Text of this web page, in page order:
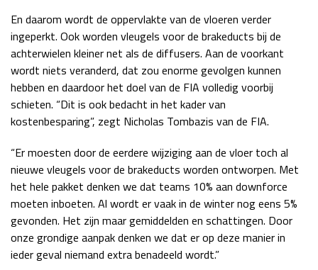
En daarom wordt de oppervlakte van de vloeren verder
ingeperkt. Ook worden vleugels voor de brakeducts bij de
achterwielen kleiner net als de diffusers. Aan de voorkant
wordt niets veranderd, dat zou enorme gevolgen kunnen
hebben en daardoor het doel van de FIA volledig voorbij
schieten. “Dit is ook bedacht in het kader van
kostenbesparing”, zegt Nicholas Tombazis van de FIA.
“Er moesten door de eerdere wijziging aan de vloer toch al
nieuwe vleugels voor de brakeducts worden ontworpen. Met
het hele pakket denken we dat teams 10% aan downforce
moeten inboeten. Al wordt er vaak in de winter nog eens 5%
gevonden. Het zijn maar gemiddelden en schattingen. Door
onze grondige aanpak denken we dat er op deze manier in
ieder geval niemand extra benadeeld wordt.”